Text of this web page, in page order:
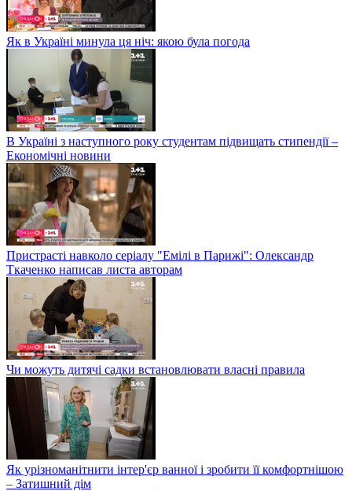
Як в Україні минула ця ніч: якою була погода
В Україні з наступного року студентам підвищать стипендії –
Економічні новини
Пристрасті навколо серіалу "Емілі в Парижі": Олександр
Ткаченко написав листа авторам
Чи можуть дитячі садки встановлювати власні правила
Як урізноманітнити інтер'єр ванної і зробити її комфортнішою
– Затишний дім